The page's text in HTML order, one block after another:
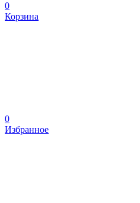
0
Корзина
0
Избранное